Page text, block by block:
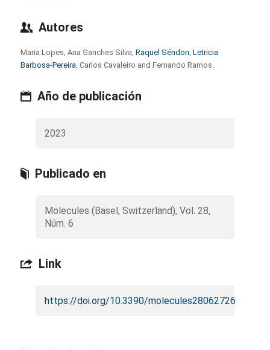
Autores
Maria Lopes, Ana Sanches Silva, Raquel Séndon Letricia
Barbosa-Pereira , Carlos Cavaleiro and Fernando Ramos.
Año de publicación
2023
Publicado en
Molecules (Basel, Switzerland), Vol. 28,
Núm. 6
Link
https://doi.org/10.3390/molecules28062726